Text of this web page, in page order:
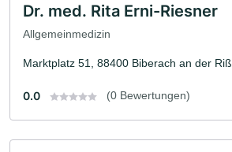
Dr. med. Rita Erni-Riesner
Allgemeinmedizin
Marktplatz 51, 88400 Biberach an der Riß
0.0 (0 Bewertungen)